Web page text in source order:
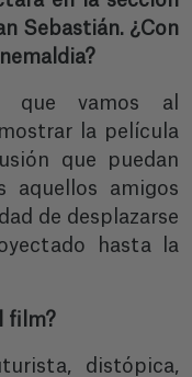
Sebastián. ¿Con
que vamos al
la película
que puedan
aquellos amigos
de desplazarse
hasta la
film?
distópica,